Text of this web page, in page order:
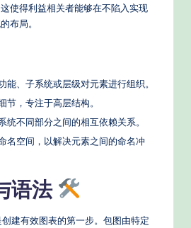
使得利益相关者能够在不陷入实现
布局。
能、子系统或层级对元素进行组织。
节，专注于高层结构。
统不同部分之间的相互依赖关系。
名空间，以解决元素之间的命名冲
语法
建有效图表的第一步。包图由特定